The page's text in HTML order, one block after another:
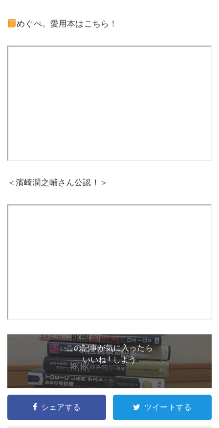
めぐぺ。愛用本はこちら！
＜濱崎潤之輔さん公認！＞
この記事が気に入ったら
いいね ! しよう
シェアする ツイートする